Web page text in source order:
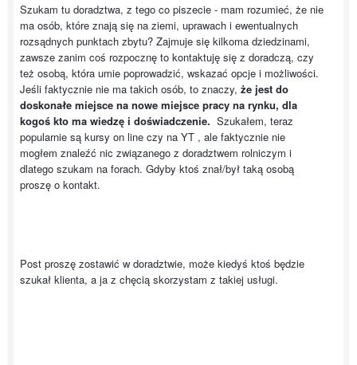
Szukam tu doradztwa, z tego co piszecie - mam rozumieć, że nie
ma osób, które znają się na ziemi, uprawach i ewentualnych
rozsądnych punktach zbytu? Zajmuje się kilkoma dziedzinami,
zawsze zanim coś rozpocznę to kontaktuję się z doradczą, czy
też osobą, która umie poprowadzić, wskazać opcje i możliwości.
Jeśli faktycznie nie ma takich osób, to znaczy, że jest do
doskonałe miejsce na nowe miejsce pracy na rynku, dla
kogoś kto ma wiedzę i doświadczenie. Szukałem, teraz
popularnie są kursy on line czy na YT , ale faktycznie nie
mogłem znaleźć nic związanego z doradztwem rolniczym i
dlatego szukam na forach. Gdyby ktoś znał/był taką osobą
proszę o kontakt.
Post proszę zostawić w doradztwie, może kiedyś ktoś będzie
szukał klienta, a ja z chęcią skorzystam z takiej usługi.